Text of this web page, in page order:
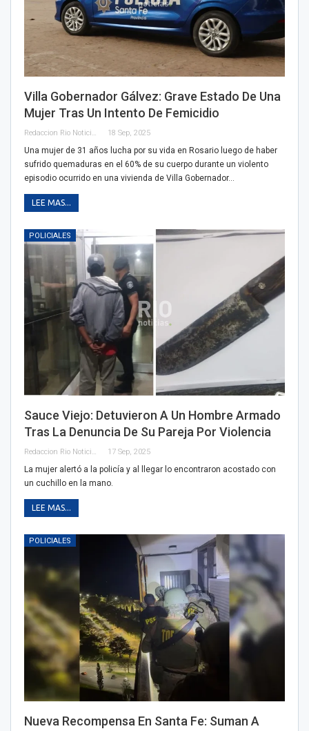
Villa Gobernador Gálvez: Grave Estado De Una
Mujer Tras Un Intento De Femicidio
18 Sep, 2025
Una mujer de 31 años lucha por su vida en Rosario luego de haber
sufrido quemaduras en el 60% de su cuerpo durante un violento
episodio ocurrido en una vivienda de Villa Gobernador…
LEE MAS...
POLICIALES
Sauce Viejo: Detuvieron A Un Hombre Armado
Tras La Denuncia De Su Pareja Por Violencia
Redaccion Rio Noticias 17 Sep, 2025
La mujer alertó a la policía y al llegar lo encontraron acostado con
un cuchillo en la mano.
LEE MAS...
POLICIALES
Nueva Recompensa En Santa Fe: Suman A